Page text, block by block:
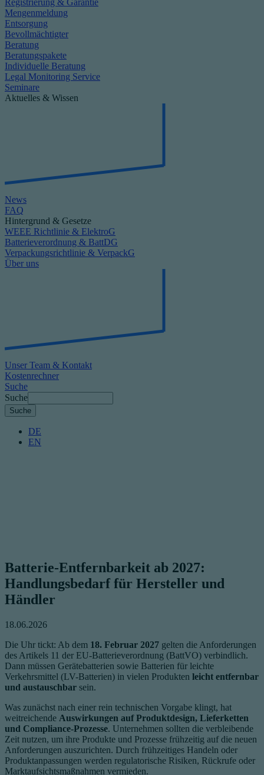
Registrierung & Garantie
Mengenmeldung
Entsorgung
Bevollmächtigter
Beratung
Beratungspakete
Individuelle Beratung
Legal Monitoring Service
Seminare
Aktuelles & Wissen
News
FAQ
Hintergrund & Gesetze
WEEE Richtlinie & ElektroG
Batterieverordnung & BattDG
Verpackungsrichtlinie & VerpackG
Über uns
Unser Team & Kontakt
Kostenrechner
Suche
Suche
DE
EN
Batterie-Entfernbarkeit ab 2027:
Handlungsbedarf für Hersteller und
Händler
18.06.2026
Die Uhr tickt: Ab dem 18. Februar 2027 gelten die Anforderungen
des Artikels 11 der EU-Batterieverordnung (BattVO) verbindlich.
Dann müssen Gerätebatterien sowie Batterien für leichte
Verkehrsmittel (LV-Batterien) in vielen Produkten leicht entfernbar
und austauschbar sein.
Was zunächst nach einer rein technischen Vorgabe klingt, hat
weitreichende Auswirkungen auf Produktdesign, Lieferketten
und Compliance-Prozesse. Unternehmen sollten die verbleibende
Zeit nutzen, um ihre Produkte und Prozesse frühzeitig auf die neuen
Anforderungen auszurichten. Durch frühzeitiges Handeln oder
Produktanpassungen werden regulatorische Risiken, Rückrufe oder
Marktaufsichtsmaßnahmen vermieden.